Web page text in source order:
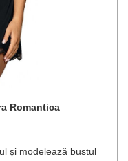
Romantica
și modelează bustul